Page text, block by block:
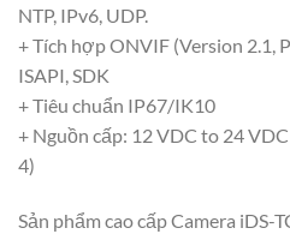
NTP, IPv6, UDP.
+ Tích hợp ONVIF (Version 2.1,
ISAPI, SDK
+ Tiêu chuẩn IP67/IK10
+ Nguồn cấp: 12 VDC to 24
4)
Sản phẩm cao cấp Camera